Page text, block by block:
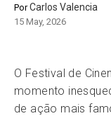
PorCarlos Valencia
15 May, 2026
O Festival de
momento
de ação mais